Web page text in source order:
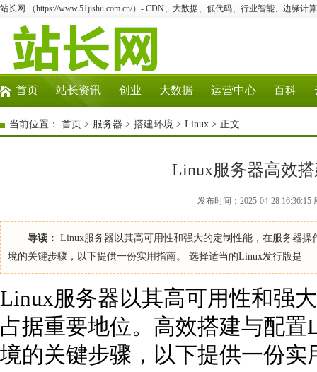
站长网 （https://www.51jishu.com.cn/）- CDN、大数据、低代码、行业智能、边缘计
首页 站长资讯 创业 大数据 运营中心 百科
当前位置： 首页 > 服务器 > 搭建环境 > Linux > 正文
Linux服务器高效
发布时间：2025-04-28 16:36:15
导读： Linux服务器以其高可用性和强大的定制性能，在服务器
境的关键步骤，以下提供一份实用指南。 选择适当的Linux发行版是
Linux服务器以其高可用性和强
占据重要地位。高效搭建与配
境的关键步骤，以下提供一份实